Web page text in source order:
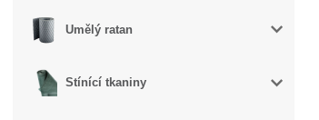
Umělý ratan
Stínící tkaniny